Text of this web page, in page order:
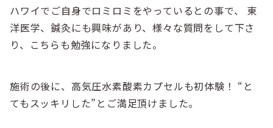
ハワイでご自身でロミロミをやっているとの事で、 東
洋医学、鍼灸にも興味があり、様々な質問をして下さ
り、こちらも勉強になりました。
施術の後に、高気圧水素酸素カプセルも初体験！ “と
てもスッキリした”とご満足頂けました。